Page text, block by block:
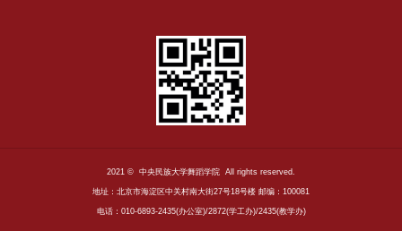
2021 © 中央民族大学舞蹈学院 All rights reserved.
地址：北京市海淀区中关村南大街27号18号楼 邮编：100081
电话：010-6893-2435(办公室)/2872(学工办)/2435(教学办)